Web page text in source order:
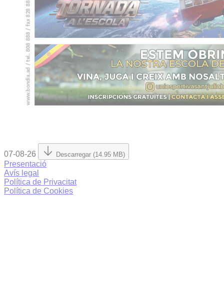
07-08-26 Descarregar (14.95 MB)
Presentació
Avís legal
Política de Privacitat
Política de Cookies